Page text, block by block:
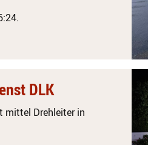
DLK
mittel Drehleiter in